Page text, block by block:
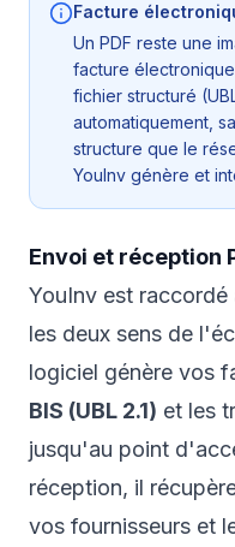
Facture
Un PDF reste une
facture
fichier structuré
automatiquement,
structure que le
YouInv génère et
Envoi et réception
YouInv est
les deux sens de
logiciel génère vos
BIS (UBL 2.1) et les
jusqu'au point
réception, il
vos fournisseurs et